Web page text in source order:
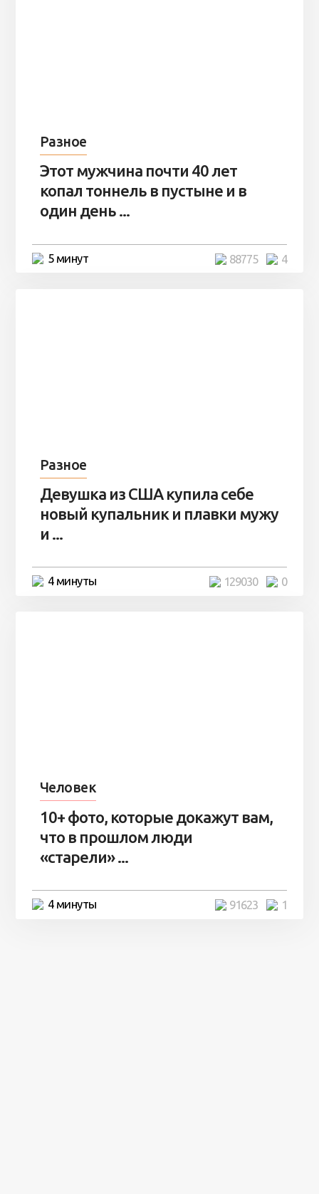
Разное
Этот мужчина почти 40 лет
копал тоннель в пустыне и в
один день ...
5 минут 4
88775
Разное
Девушка из США купила себе
новый купальник и плавки мужу
и ...
4 минуты 0
129030
Человек
10+ фото, которые докажут вам,
что в прошлом люди
«старели» ...
4 минуты 1
91623